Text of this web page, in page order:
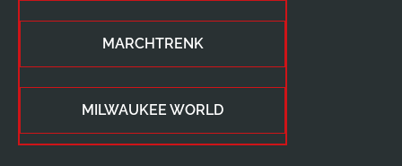
MARCHTRENK
MILWAUKEE WORLD